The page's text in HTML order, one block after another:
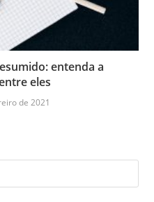
entenda a
eles
de 2021